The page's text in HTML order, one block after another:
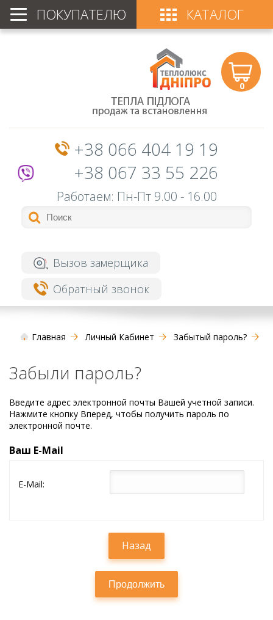
ПОКУПАТЕЛЮ КАТАЛОГ
+38 066 404 19 19
+38 067 33 55 226
Работаем: Пн-Пт 9.00 - 16.00
0
Вызов замерщика
Обратный звонок
Главная Личный Кабинет Забытый пароль?
Забыли пароль?
Введите адрес электронной почты Вашей учетной записи.
Нажмите кнопку Вперед, чтобы получить пароль по
электронной почте.
Ваш E-Mail
E-Mail:
Назад